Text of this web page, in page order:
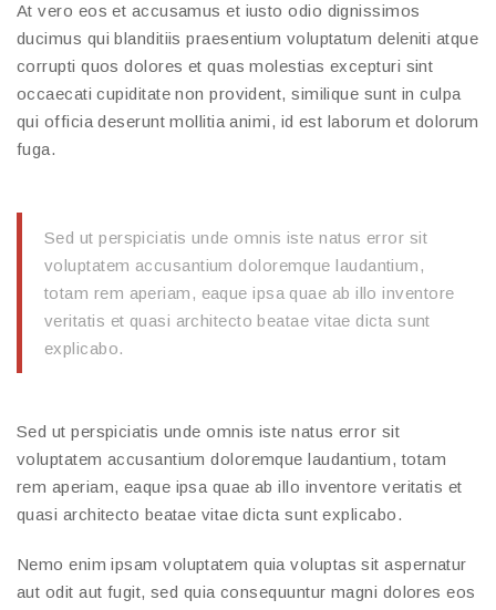
At vero eos et accusamus et iusto odio dignissimos
ducimus qui blanditiis praesentium voluptatum deleniti atque
corrupti quos dolores et quas molestias excepturi sint
occaecati cupiditate non provident, similique sunt in culpa
qui officia deserunt mollitia animi, id est laborum et dolorum
fuga.
Sed ut perspiciatis unde omnis iste natus error sit
voluptatem accusantium doloremque laudantium,
totam rem aperiam, eaque ipsa quae ab illo inventore
veritatis et quasi architecto beatae vitae dicta sunt
explicabo.
Sed ut perspiciatis unde omnis iste natus error sit
voluptatem accusantium doloremque laudantium, totam
rem aperiam, eaque ipsa quae ab illo inventore veritatis et
quasi architecto beatae vitae dicta sunt explicabo.
Nemo enim ipsam voluptatem quia voluptas sit aspernatur
aut odit aut fugit, sed quia consequuntur magni dolores eos